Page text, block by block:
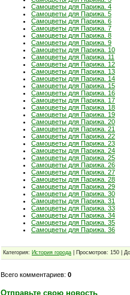
Самоцветы для Парижа. 4
Самоцветы для Парижа. 5
Самоцветы для Парижа. 6
Самоцветы для Парижа. 7
Самоцветы для Парижа. 8
Самоцветы для Парижа. 9
Самоцветы для Парижа. 10
Самоцветы для Парижа. 11
Самоцветы для Парижа. 12
Самоцветы для Парижа. 13
Самоцветы для Парижа. 14
Самоцветы для Парижа. 15
Самоцветы для Парижа. 16
Самоцветы для Парижа. 17
Самоцветы для Парижа. 18
Самоцветы для Парижа. 19
Самоцветы для Парижа. 20
Самоцветы для Парижа. 21
Самоцветы для Парижа. 22
Самоцветы для Парижа. 23
Самоцветы для Парижа. 24
Самоцветы для Парижа. 25
Самоцветы для Парижа. 26
Самоцветы для Парижа. 27
Самоцветы для Парижа. 28
Самоцветы для Парижа. 29
Самоцветы для Парижа. 30
Самоцветы для Парижа. 31
Самоцветы для Парижа. 33
Самоцветы для Парижа. 34
Самоцветы для Парижа. 35
Самоцветы для Парижа. 36
Категория: История города | Просмотров: 150 |
Всего комментариев: 0
Отправьте свою новость